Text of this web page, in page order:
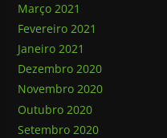
Março 2021
Fevereiro 2021
Janeiro 2021
Dezembro 2020
Novembro 2020
Outubro 2020
Setembro 2020